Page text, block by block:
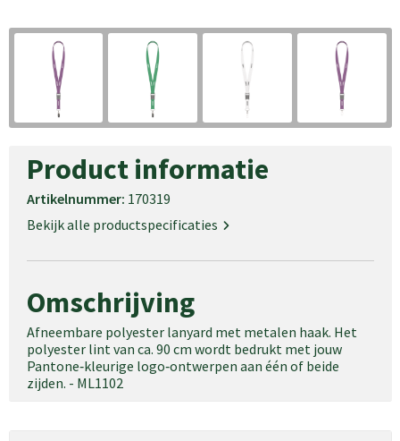
Product informatie
Artikelnummer: 170319
Bekijk alle productspecificaties
Omschrijving
Afneembare polyester lanyard met metalen haak. Het
polyester lint van ca. 90 cm wordt bedrukt met jouw
Pantone‑kleurige logo‑ontwerpen aan één of beide
zijden. - ML1102